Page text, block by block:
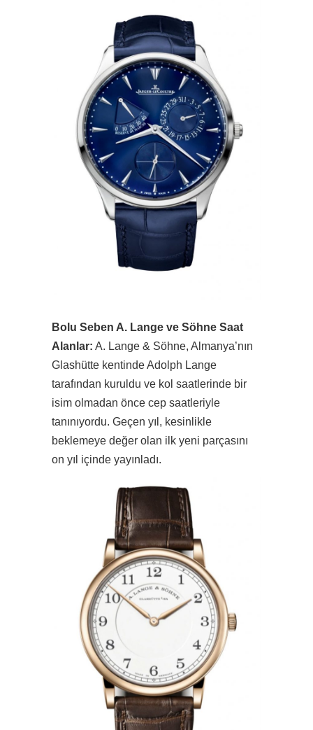
Bolu Seben A. Lange ve Söhne Saat
Alanlar: A. Lange & Söhne, Almanya’nın
Glashütte kentinde Adolph Lange
tarafından kuruldu ve kol saatlerinde bir
isim olmadan önce cep saatleriyle
tanınıyordu. Geçen yıl, kesinlikle
beklemeye değer olan ilk yeni parçasını
on yıl içinde yayınladı.